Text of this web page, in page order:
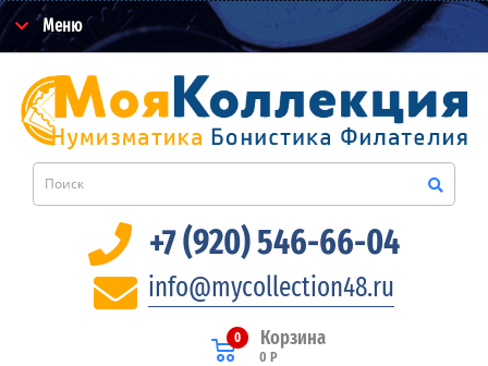
Меню
+7 (920) 546-66-04
info@mycollection48.ru
Корзина
0
0 Р